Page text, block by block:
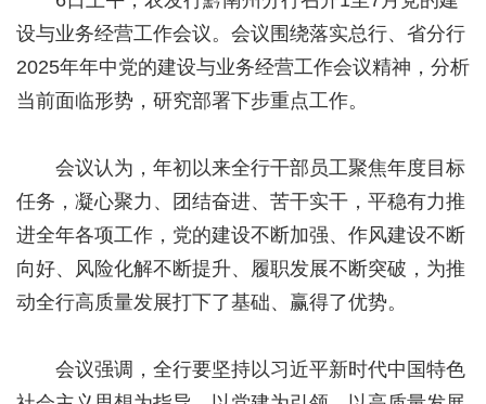
设与业务经营工作会议。会议围绕落实总行、省分行
2025年年中党的建设与业务经营工作会议精神，分析
当前面临形势，研究部署下步重点工作。
会议认为，年初以来全行干部员工聚焦年度目标
任务，凝心聚力、团结奋进、苦干实干，平稳有力推
进全年各项工作，党的建设不断加强、作风建设不断
向好、风险化解不断提升、履职发展不断突破，为推
动全行高质量发展打下了基础、赢得了优势。
会议强调，全行要坚持以习近平新时代中国特色